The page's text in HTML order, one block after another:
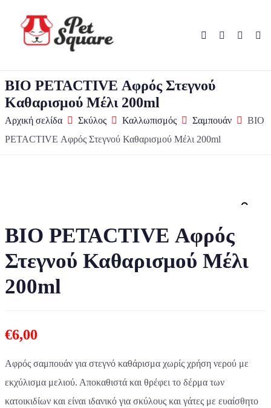
BIO PETACTIVE Αφρός Στεγνού
Καθαρισμού Μέλι 200ml
Αρχική σελίδα Σκύλος Καλλωπισμός Σαμπουάν
BIO
PETACTIVE Αφρός Στεγνού Καθαρισμού Μέλι 200ml
BIO PETACTIVE Αφρός
Στεγνού Καθαρισμού Μέλι
200ml
€6,00
Αφρός σαμπουάν για στεγνό καθάρισμα χωρίς χρήση νερού με
εκχύλισμα μελιού. Αποκαθιστά και θρέφει το δέρμα των
κατοικιδίων και είναι ιδανικό για σκύλους και γάτες με ευαίσθητο